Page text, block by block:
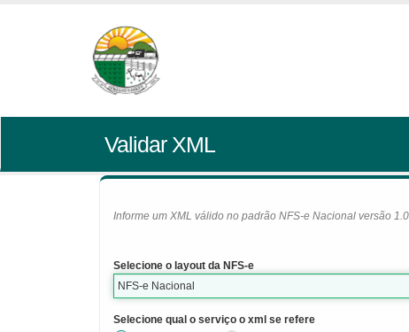
Validar XML
Informe um XML válido no padrão NFS-e Nacional versão
Selecione o layout da NFS-e
NFS-e Nacional
Selecione qual o serviço o xml se refere